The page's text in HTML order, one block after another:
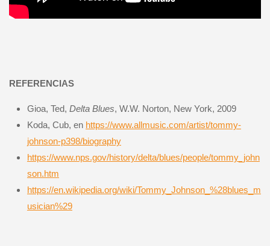
REFERENCIAS
Gioa, Ted, Delta Blues, W.W. Norton, New York, 2009
Koda, Cub, en https://www.allmusic.com/artist/tommy-
johnson-p398/biography
https://www.nps.gov/history/delta/blues/people/tommy_john
son.htm
https://en.wikipedia.org/wiki/Tommy_Johnson_%28blues_m
usician%29